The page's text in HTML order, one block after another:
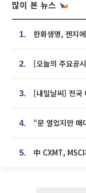
많이 본 뉴스
1.
2.
3. [내일날씨] 전국
4.
5.